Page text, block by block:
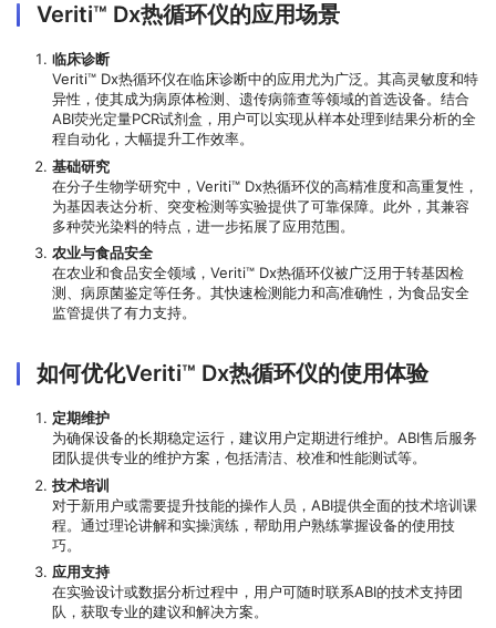
Veriti™ Dx热循环仪的应用场景
临床诊断
Veriti™ Dx热循环仪在临床诊断中的应用尤为广泛。其高灵敏度和特
异性，使其成为病原体检测、遗传病筛查等领域的首选设备。结合
ABI荧光定量PCR试剂盒，用户可以实现从样本处理到结果分析的全
程自动化，大幅提升工作效率。
基础研究
在分子生物学研究中，Veriti™ Dx热循环仪的高精准度和高重复性，
为基因表达分析、突变检测等实验提供了可靠保障。此外，其兼容
多种荧光染料的特点，进一步拓展了应用范围。
农业与食品安全
在农业和食品安全领域，Veriti™ Dx热循环仪被广泛用于转基因检
测、病原菌鉴定等任务。其快速检测能力和高准确性，为食品安全
监管提供了有力支持。
如何优化Veriti™ Dx热循环仪的使用体验
定期维护
为确保设备的长期稳定运行，建议用户定期进行维护。ABI售后服务
团队提供专业的维护方案，包括清洁、校准和性能测试等。
技术培训
对于新用户或需要提升技能的操作人员，ABI提供全面的技术培训课
程。通过理论讲解和实操演练，帮助用户熟练掌握设备的使用技
巧。
应用支持
在实验设计或数据分析过程中，用户可随时联系ABI的技术支持团
队，获取专业的建议和解决方案。